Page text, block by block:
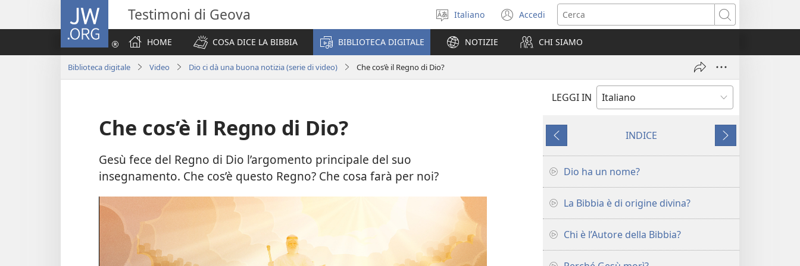
JW.ORG Testimoni di Geova
Seleziona
la
lingua
Italiano Accedi
(apre
una
nuova
finestra)
Cerca
HOME
COSA DICE LA BIBBIA BIBLIOTECA DIGITALE NOTIZIE CHI SIAMO
Biblioteca digitale Video Dio ci dà una buona notizia (serie di video) Che cos’è il Regno di Dio?
LEGGI IN
Che cos’è il Regno di Dio?
Gesù fece del Regno di Dio l’argomento principale del suo
insegnamento. Che cos’è questo Regno? Che cosa farà per noi?
Precedente
INDICE
Successivo
Dio ha un nome?
La Bibbia è di origine divina?
Chi è l’Autore della Bibbia?